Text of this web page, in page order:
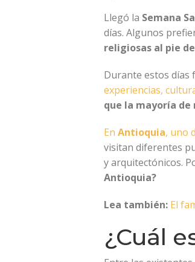
Llegó la Semana
días. Algunos
religiosas al pie
Durante estos días
experiencias,
que la mayoría
En Antioquia, uno
visitan diferentes
y arquitectónicos.
Antioquia?
Lea también: El
¿Cuál